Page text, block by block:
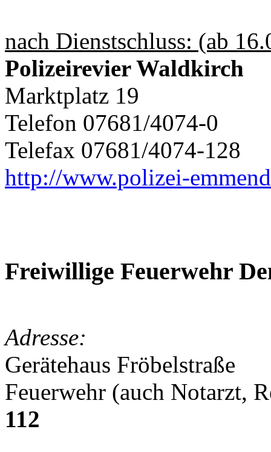
nach Dienstschluss: (ab
Polizeirevier Waldkirch
Marktplatz 19
Telefon 07681/4074-0
Telefax 07681/4074-128
http://www.polizei-
Freiwillige Feuerwehr
Adresse:
Gerätehaus Fröbelstraße
Feuerwehr (auch Notarzt,
112